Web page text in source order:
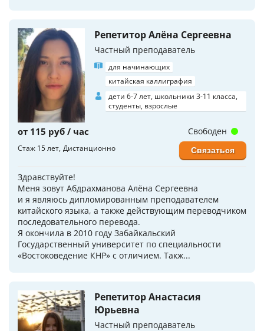
Репетитор Алёна Сергеевна
Частный преподаватель
для начинающих
китайская каллиграфия
дети 6-7 лет, школьники 3-11 класса,
студенты, взрослые
от 115 руб / час
Стаж 15 лет Дистанционно
Здравствуйте!
Меня зовут Абдрахманова Алёна Сергеевна
и я являюсь дипломированным преподавателем
китайского языка, а также действующим переводчиком
последовательного перевода.
Я окончила в 2010 году Забайкальский
Государственный университет по специальности
«Востоковедение КНР» с отличием. Такж...
Свободен
Связаться
Репетитор Анастасия
Юрьевна
Частный преподаватель